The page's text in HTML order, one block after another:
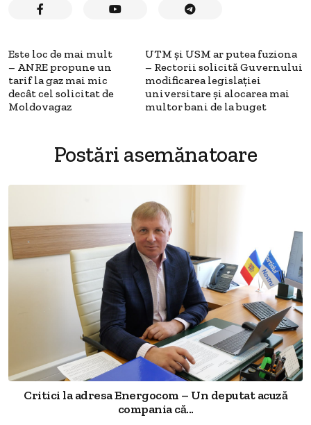
Este loc de mai mult
– ANRE propune un
tarif la gaz mai mic
decât cel solicitat de
Moldovagaz
UTM și USM ar putea fuziona
– Rectorii solicită Guvernului
modificarea legislației
universitare și alocarea mai
multor bani de la buget
Postări asemănatoare
Critici la adresa Energocom – Un deputat acuză
compania că...